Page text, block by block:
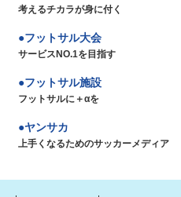
考えるチカラが身に付く
フットサル大会
サービスNO.1を目指す
フットサル施設
フットサルに＋αを
ヤンサカ
上手くなるためのサッカーメディア